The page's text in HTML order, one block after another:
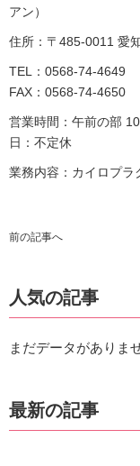
アン）
住所：〒485-0011 愛
TEL：0568-74-4649
FAX：0568-74-4650
営業時間：午前の部
日：不定休
業務内容：カイロプラ
前の記事へ
人気の記事
まだデータがありま
最新の記事